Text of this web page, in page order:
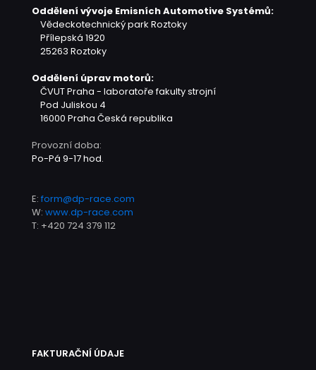
Oddělení vývoje Emisních Automotive Systémů:
Vědeckotechnický park Roztoky
Přílepská 1920
25263 Roztoky
Oddělení úprav motorů:
ČVUT Praha - laboratoře fakulty strojní
Pod Juliskou 4
16000 Praha Česká republika
Provozní doba:
Po-Pá 9-17 hod.
E: form@dp-race.com
W: www.dp-race.com
T: +420 724 379 112
FAKTURAČNÍ ÚDAJE